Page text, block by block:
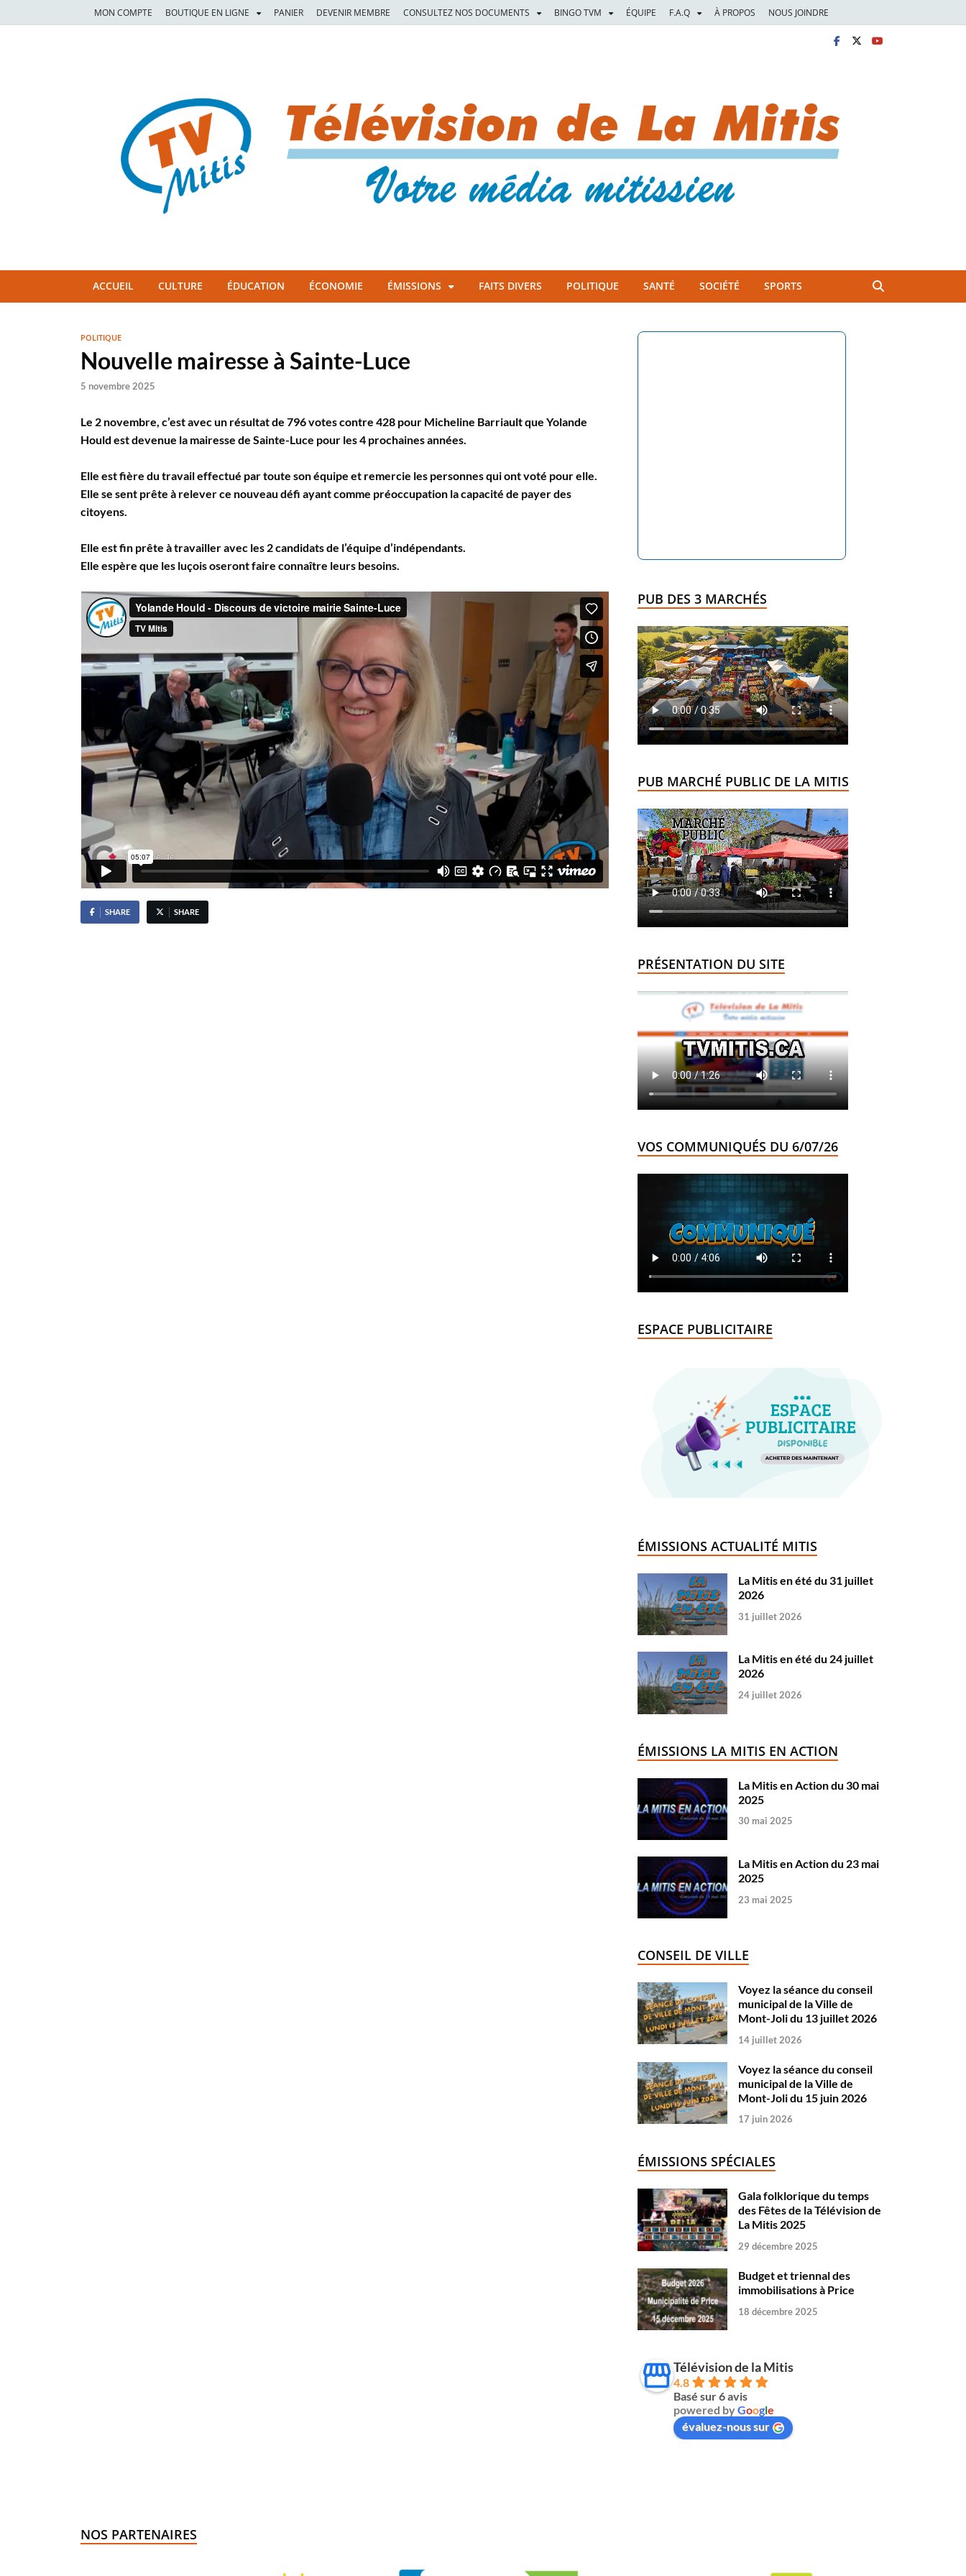
MON COMPTE BOUTIQUE EN LIGNE PANIER DEVENIR MEMBRE CONSULTEZ NOS DOCUMENTS BINGO TVM ÉQUIPE F.A.Q À PROPOS NOUS JOINDRE
TVM
ACCUEIL CULTURE ÉDUCATION ÉCONOMIE ÉMISSIONS FAITS DIVERS POLITIQUE SANTÉ SOCIÉTÉ SPORTS
POLITIQUE
Nouvelle mairesse à Sainte-Luce
5 novembre 2025
Le 2 novembre, c’est avec un résultat de 796 votes contre 428 pour Micheline Barriault que Yolande
Hould est devenue la mairesse de Sainte-Luce pour les 4 prochaines années.
Elle est fière du travail effectué par toute son équipe et remercie les personnes qui ont voté pour elle.
Elle se sent prête à relever ce nouveau défi ayant comme préoccupation la capacité de payer des
citoyens.
Elle est fin prête à travailler avec les 2 candidats de l’équipe d’indépendants.
Elle espère que les luçois oseront faire connaître leurs besoins.
SHARE SHARE
PUB DES 3 MARCHÉS
PUB MARCHÉ PUBLIC DE LA MITIS
PRÉSENTATION DU SITE
VOS COMMUNIQUÉS DU 6/07/26
ESPACE PUBLICITAIRE
ÉMISSIONS ACTUALITÉ MITIS
La Mitis en été du 31 juillet
2026
31 juillet 2026
La Mitis en été du 24 juillet
2026
24 juillet 2026
ÉMISSIONS LA MITIS EN ACTION
La Mitis en Action du 30 mai
2025
30 mai 2025
La Mitis en Action du 23 mai
2025
23 mai 2025
CONSEIL DE VILLE
Voyez la séance du conseil
municipal de la Ville de
Mont-Joli du 13 juillet 2026
14 juillet 2026
Voyez la séance du conseil
municipal de la Ville de
Mont-Joli du 15 juin 2026
17 juin 2026
ÉMISSIONS SPÉCIALES
Gala folklorique du temps
des Fêtes de la Télévision de
La Mitis 2025
29 décembre 2025
Budget et triennal des
immobilisations à Price
18 décembre 2025
Télévision de la Mitis
4.8
Basé sur 6 avis
powered byGoogle
évaluez-nous sur
NOS PARTENAIRES